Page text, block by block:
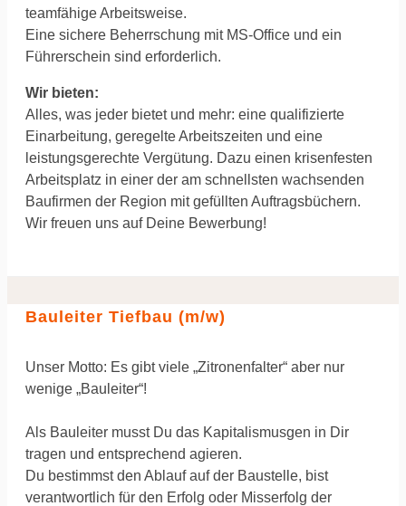
teamfähige Arbeitsweise.
Eine sichere Beherrschung mit MS-Office und ein
Führerschein sind erforderlich.
Wir bieten:
Alles, was jeder bietet und mehr: eine qualifizierte
Einarbeitung, geregelte Arbeitszeiten und eine
leistungsgerechte Vergütung. Dazu einen krisenfesten
Arbeitsplatz in einer der am schnellsten wachsenden
Baufirmen der Region mit gefüllten Auftragsbüchern.
Wir freuen uns auf Deine Bewerbung!
Bauleiter Tiefbau (m/w)
Unser Motto: Es gibt viele „Zitronenfalter“ aber nur
wenige „Bauleiter“!
Als Bauleiter musst Du das Kapitalismusgen in Dir
tragen und entsprechend agieren.
‍Du bestimmst den Ablauf auf der Baustelle, bist
verantwortlich für den Erfolg oder Misserfolg der